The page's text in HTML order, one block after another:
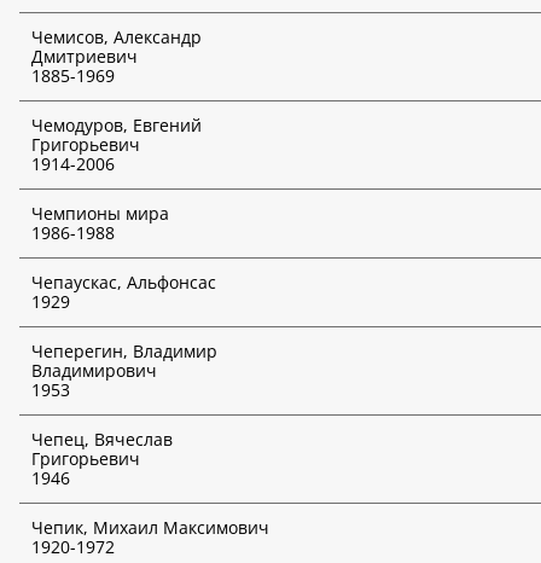
Чемисов, Александр
Дмитриевич
1885-1969
Чемодуров, Евгений
Григорьевич
1914-2006
Чемпионы мира
1986-1988
Чепаускас, Альфонсас
1929
Чеперегин, Владимир
Владимирович
1953
Чепец, Вячеслав
Григорьевич
1946
Чепик, Михаил Максимович
1920-1972